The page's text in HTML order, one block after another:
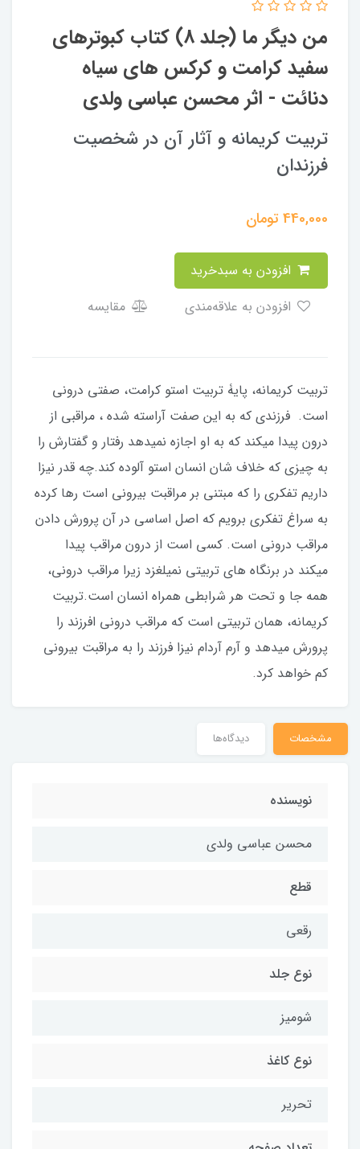
من دیگر ما (جلد 8) کتاب کبوترهای
سفید کرامت و کرکس های سیاه
دنائت - اثر محسن عباسی ولدی
تربیت کریمانه و آثار آن در شخصیت
فرزندان
440,000تومان
مقایسه
تربیت کریمانه، پایۀ تربیت استو کرامت، صفتی درونی
است. فرزندی که به این صفت آراسته شده ، مراقبی از
درون پیدا میکند که به او اجازه نمیدهد رفتار و گفتارش را
به چیزی که خلاف شان انسان استو آلوده کند.چه قدر نیزا
داریم تفکری را که مبتنی بر مراقبت بیرونی است رها کرده
به سراغ تفکری برویم که اصل اساسی در آن پرورش دادن
مراقب درونی است. کسی است از درون مراقب پیدا
میکند در برنگاه های تربیتی نمیلغزد زیرا مراقب درونی،
همه جا و تحت هر شرابطی همراه انسان است.تربیت
کریمانه، همان تربیتی است که مراقب درونی افرزند را
پرورش میدهد و آرم آردام نیزا فرزند را به مراقبت بیرونی
کم خواهد کرد.
مشخصات دیدگاه‌ها
نویسنده
محسن عباسی ولدی
قطع
رقعی
نوع جلد
شومیز
نوع کاغذ
تحریر